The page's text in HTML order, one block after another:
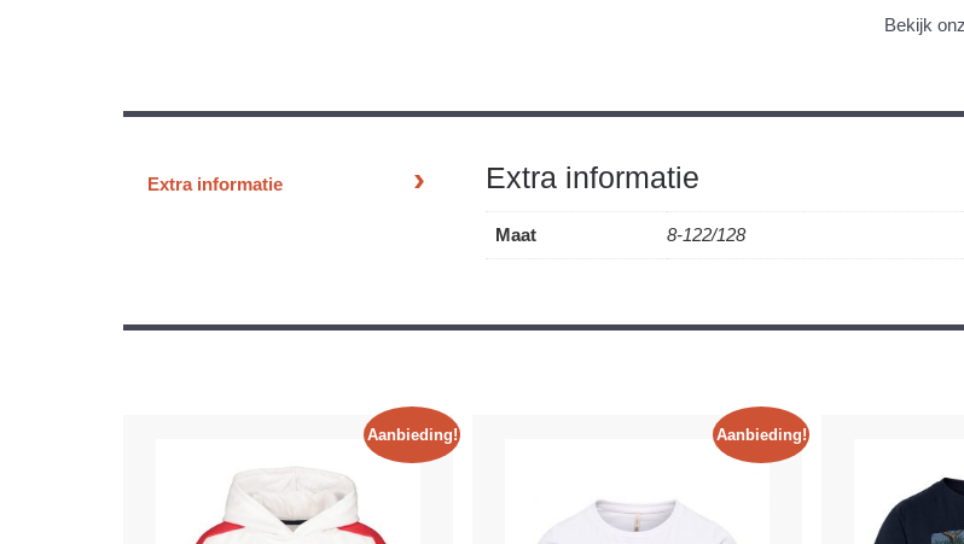
Bekijk
Extra informatie Extra informatie
Maat 8-122/128
Aanbieding! Aanbieding!